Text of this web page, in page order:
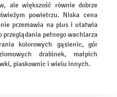
ale większość równie dobrze
powietrzu. Niska cena
przemawia na plus i ułatwia
przeglądania pełnego wachlarza
kolorowych gąsienic, gór
drabinek, małpich
piaskownic i wielu innych.